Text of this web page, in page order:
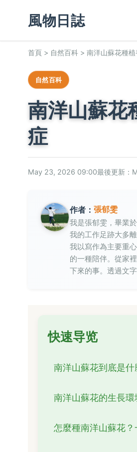
風物日誌
首頁 > 自然百科 > 南洋山蘇花種
自然百科
南洋山蘇花
症
May 23, 2026 09:00最後更新：
作者： 張郁雯
我是張郁雯，畢業
我的工作足跡大多
我以寫作為主要重
的一種陪伴。從家
下來的事。透過文
快速导览
南洋山蘇花到底是
南洋山蘇花的生長環
怎麼種南洋山蘇花